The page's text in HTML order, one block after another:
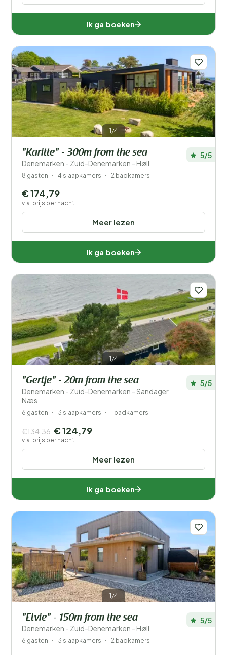
Ik ga boeken
1/4
"Karitte" - 300m from the sea
Denemarken - Zuid-Denemarken - Høll
5/5
8 gasten 4 slaapkamers 2 badkamers
Meer lezen
€ 174,79
v.a. prijs per nacht
Ik ga boeken
1/4
"Gertje" - 20m from the sea
Denemarken - Zuid-Denemarken - Sandager
Næs
5/5
6 gasten 3 slaapkamers 1 badkamers
Meer lezen
€134,36 € 124,79
v.a. prijs per nacht
Ik ga boeken
1/4
"Elvie" - 150m from the sea
Denemarken - Zuid-Denemarken - Høll
5/5
6 gasten 3 slaapkamers 2 badkamers